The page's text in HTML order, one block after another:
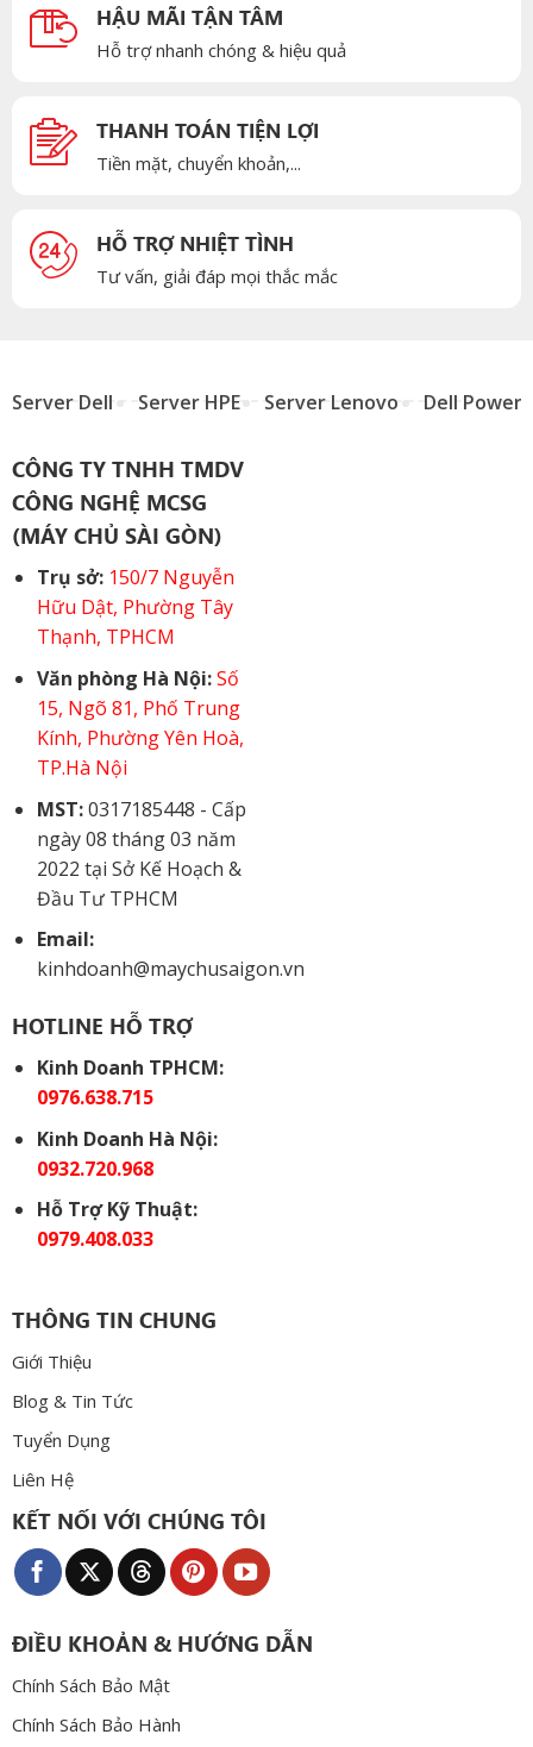
HẬU MÃI TẬN TÂM
Hỗ trợ nhanh chóng & hiệu quả
THANH TOÁN TIỆN LỢI
Tiền mặt, chuyển khoản,...
HỖ TRỢ NHIỆT TÌNH
Tư vấn, giải đáp mọi thắc mắc
Server Dell Server HPE Server Lenovo Dell
CÔNG TY TNHH TMDV
CÔNG NGHỆ MCSG
(MÁY CHỦ SÀI GÒN)
Trụ sở: 150/7 Nguyễn
Hữu Dật, Phường Tây
Thạnh, TPHCM
Văn phòng Hà Nội: Số
15, Ngõ 81, Phố Trung
Kính, Phường Yên Hoà,
TP.Hà Nội
MST:0317185448 - Cấp
ngày 08 tháng 03 năm
2022 tại Sở Kế Hoạch &
Đầu Tư TPHCM
Email:
kinhdoanh@maychusaigon.vn
HOTLINE HỖ TRỢ
Kinh Doanh TPHCM:
0976.638.715
Kinh Doanh Hà Nội:
0932.720.968
Hỗ Trợ Kỹ Thuật:
0979.408.033
THÔNG TIN CHUNG
Giới Thiệu
Blog & Tin Tức
Tuyển Dụng
Liên Hệ
KẾT NỐI VỚI CHÚNG TÔI
ĐIỀU KHOẢN & HƯỚNG DẪN
Chính Sách Bảo Mật
Chính Sách Bảo Hành